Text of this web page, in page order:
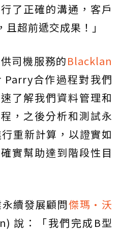
了正確的溝通，客戶
超前遞交成果！」
司機服務的Blacklan
合作過程對我們
了解我們資料管理和
，之後分析和測試永
重新計算，以證實如
實幫助達到階段性目
續發展顧問傑瑪·沃
說：「我們完成B型